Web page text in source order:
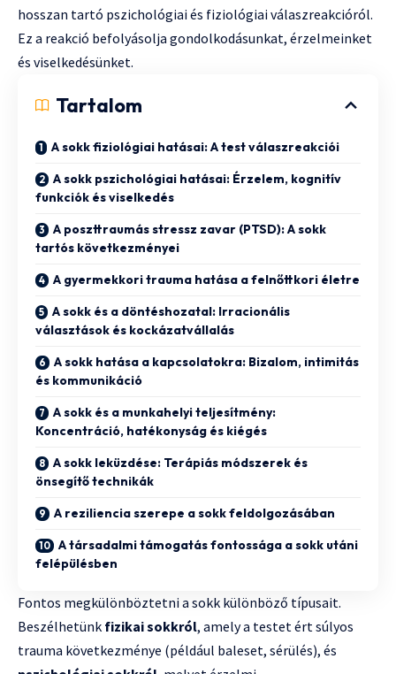
hosszan tartó pszichológiai és fiziológiai válaszreakcióról.
Ez a reakció befolyásolja gondolkodásunkat, érzelmeinket
és viselkedésünket.
Tartalom
A sokk fiziológiai hatásai: A test válaszreakciói
A sokk pszichológiai hatásai: Érzelem, kognitív
funkciók és viselkedés
A poszttraumás stressz zavar (PTSD): A sokk
tartós következményei
A gyermekkori trauma hatása a felnőttkori életre
A sokk és a döntéshozatal: Irracionális
választások és kockázatvállalás
A sokk hatása a kapcsolatokra: Bizalom, intimitás
és kommunikáció
A sokk és a munkahelyi teljesítmény:
Koncentráció, hatékonyság és kiégés
A sokk leküzdése: Terápiás módszerek és
önsegítő technikák
A reziliencia szerepe a sokk feldolgozásában
A társadalmi támogatás fontossága a sokk utáni
felépülésben
Fontos megkülönböztetni a sokk különböző típusait.
Beszélhetünk fizikai sokkról, amely a testet ért súlyos
trauma következménye (például baleset, sérülés), és